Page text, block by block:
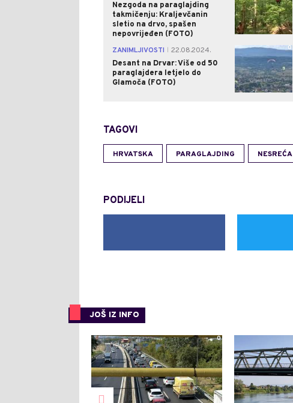
Nezgoda na paraglajding
takmičenju: Kraljevčanin
sletio na drvo, spašen
nepovrijeđen (FOTO)
ZANIMLJIVOSTI
22.08.2024.
Desant na Drvar: Više od 50
paraglajdera letjelo do
Glamoča (FOTO)
0
TAGOVI
HRVATSKA PARAGLAJDING NESREĆA
PODIJELI
JOŠ IZ INFO
0